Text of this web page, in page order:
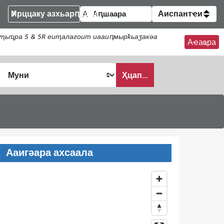
Ирццаку азхьарԥшқәа Аиспантҽи
5 & 5R еиҭалагоит иааиԥмырҟьаӡакәа
Аҽаҩра
Ҳцап...
Ааигәара ахсаала